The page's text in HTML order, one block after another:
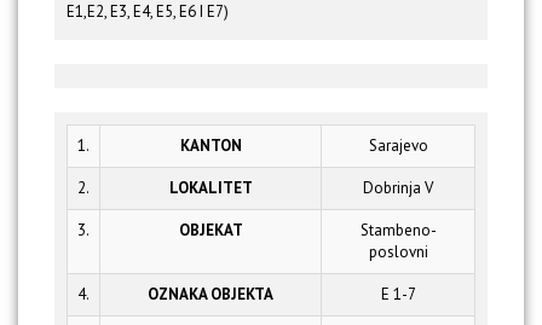
E1,E2, E3, E4, E5, E6 I E7)
1. KANTON Sarajevo
2. LOKALITET Dobrinja V
3. OBJEKAT
Stambeno-
poslovni
4. OZNAKA OBJEKTA E 1-7